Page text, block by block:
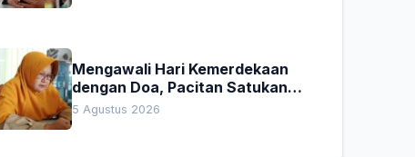
Mengawali Hari Kemerdekaan
dengan Doa, Pacitan Satukan
Hati untuk Indonesia
5 Agustus 2026